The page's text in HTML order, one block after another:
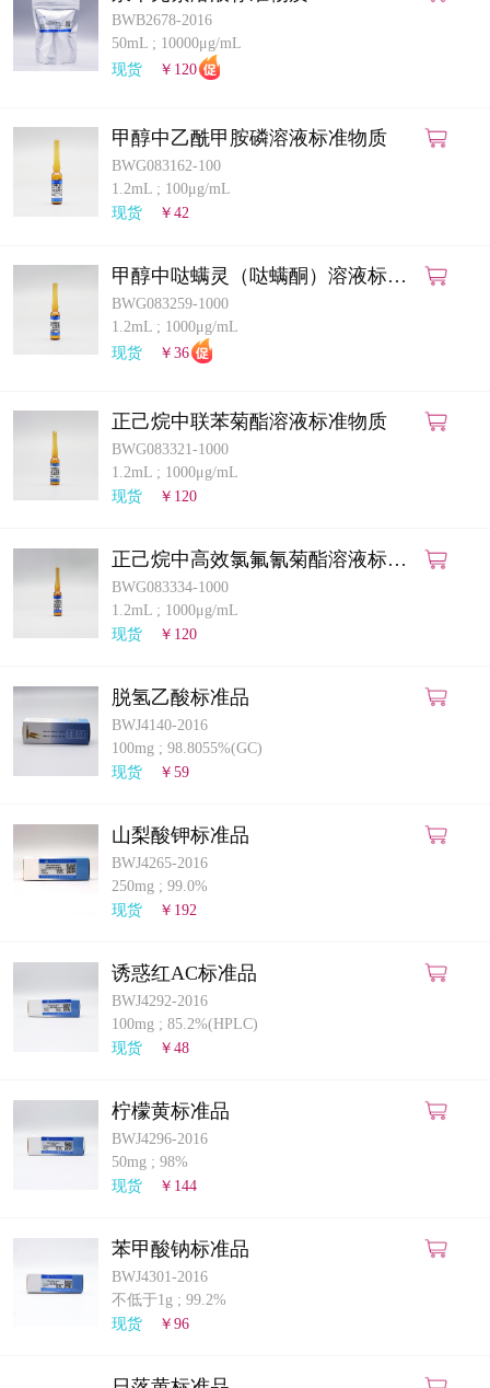
BWB2678-2016
50mL ; 10000μg/mL
现货
￥120
甲醇中乙酰甲胺磷溶液标准物质
BWG083162-100
1.2mL ; 100μg/mL
现货
￥42
甲醇中哒螨灵（哒螨酮）溶液标准
物质
BWG083259-1000
1.2mL ; 1000μg/mL
现货
￥36
正己烷中联苯菊酯溶液标准物质
BWG083321-1000
1.2mL ; 1000μg/mL
现货
￥120
正己烷中高效氯氟氰菊酯溶液标准
物质
BWG083334-1000
1.2mL ; 1000μg/mL
现货
￥120
脱氢乙酸标准品
BWJ4140-2016
100mg ; 98.8055%(GC)
现货
￥59
山梨酸钾标准品
BWJ4265-2016
250mg ; 99.0%
现货
￥192
诱惑红AC标准品
BWJ4292-2016
100mg ; 85.2%(HPLC)
现货
￥48
柠檬黄标准品
BWJ4296-2016
50mg ; 98%
现货
￥144
苯甲酸钠标准品
BWJ4301-2016
不低于1g ; 99.2%
现货
￥96